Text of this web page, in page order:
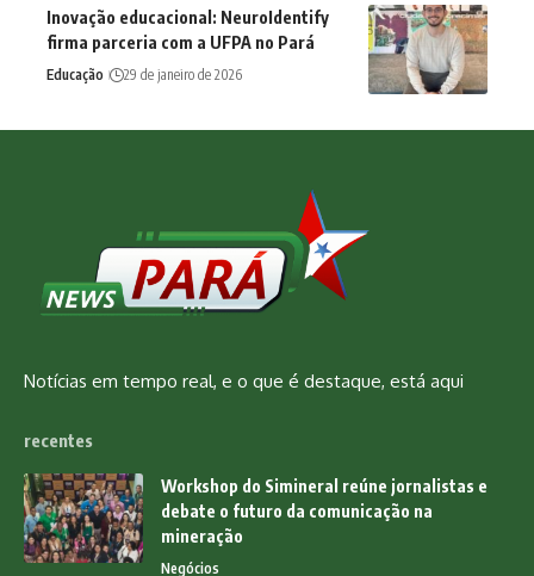
Inovação educacional: NeuroIdentify
firma parceria com a UFPA no Pará
Educação 29 de janeiro de 2026
Notícias em tempo real, e o que é destaque, está aqui
recentes
Workshop do Simineral reúne jornalistas e
debate o futuro da comunicação na
mineração
Negócios